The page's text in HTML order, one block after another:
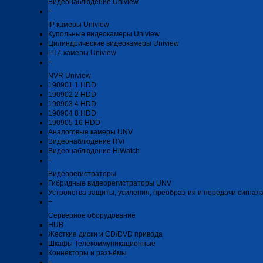
Видеонаблюдение Uniview
+
IP камеры Uniview
Купольные видеокамеры Uniview
Цилиндрические видеокамеры Uniview
PTZ-камеры Uniview
+
NVR Uniview
190901 1 HDD
190902 2 HDD
190903 4 HDD
190904 8 HDD
190905 16 HDD
Аналоговые камеры UNV
Видеонаблюдение RVi
Видеонаблюдение HiWatch
+
Видеорегистраторы
Гибридные видеорегистраторы UNV
Устроиства защиты, усиления, преобраз-ия и передачи
+
Серверное оборудование
HUB
Жесткие диски и CD/DVD привода
Шкафы Телекоммуникационные
Коннекторы и разъёмы